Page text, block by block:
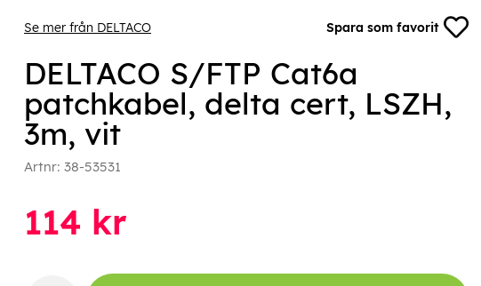
Se mer från DELTACO Spara som favorit
DELTACO S/FTP Cat6a
patchkabel, delta cert, LSZH,
3m, vit
Artnr: 38-53531
114 kr